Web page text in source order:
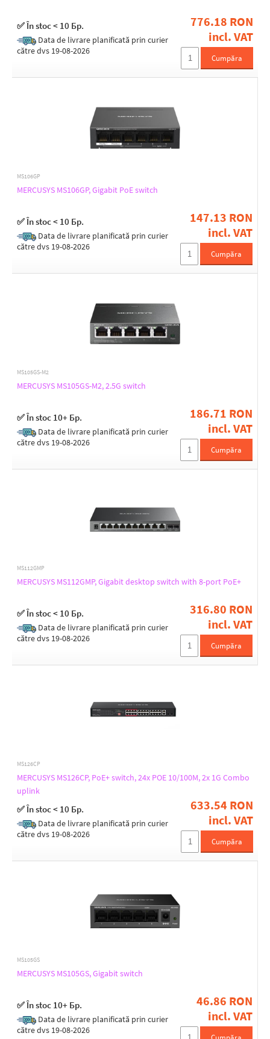
✅ În stoc < 10 Бр.
Data de livrare planificată prin curier
către dvs 19-08-2026
776.18 RON
incl. VAT
Cumpăra
MS106GP
MERCUSYS MS106GP, Gigabit PoE switch
✅ În stoc < 10 Бр.
Data de livrare planificată prin curier
către dvs 19-08-2026
147.13 RON
incl. VAT
Cumpăra
MS105GS-M2
MERCUSYS MS105GS-M2, 2.5G switch
✅ În stoc 10+ Бр.
Data de livrare planificată prin curier
către dvs 19-08-2026
186.71 RON
incl. VAT
Cumpăra
MS112GMP
MERCUSYS MS112GMP, Gigabit desktop switch with 8-port PoE+
✅ În stoc < 10 Бр.
Data de livrare planificată prin curier
către dvs 19-08-2026
316.80 RON
incl. VAT
Cumpăra
MS126CP
MERCUSYS MS126CP, PoE+ switch, 24x POE 10/100M, 2x 1G Combo
uplink
✅ În stoc < 10 Бр.
Data de livrare planificată prin curier
către dvs 19-08-2026
633.54 RON
incl. VAT
Cumpăra
MS105GS
MERCUSYS MS105GS, Gigabit switch
✅ În stoc 10+ Бр.
Data de livrare planificată prin curier
către dvs 19-08-2026
46.86 RON
incl. VAT